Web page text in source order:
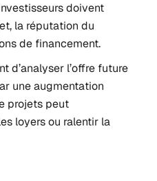
doivent
la réputation du
de financement.
d’analyser l’offre future
une augmentation
projets peut
loyers ou ralentir la